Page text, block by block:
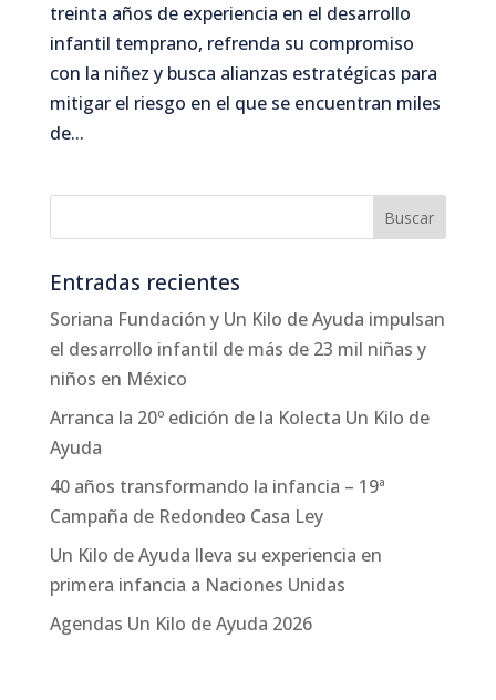
treinta años de experiencia en el desarrollo
infantil temprano, refrenda su compromiso
con la niñez y busca alianzas estratégicas para
mitigar el riesgo en el que se encuentran miles
de...
Entradas recientes
Soriana Fundación y Un Kilo de Ayuda impulsan
el desarrollo infantil de más de 23 mil niñas y
niños en México
Arranca la 20º edición de la Kolecta Un Kilo de
Ayuda
40 años transformando la infancia – 19ª
Campaña de Redondeo Casa Ley
Un Kilo de Ayuda lleva su experiencia en
primera infancia a Naciones Unidas
Agendas Un Kilo de Ayuda 2026